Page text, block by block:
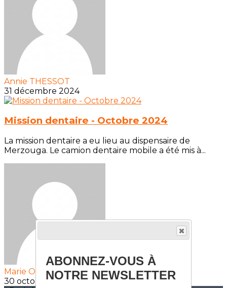
Annie THESSOT
31 décembre 2024
Mission dentaire - Octobre 2024
La mission dentaire a eu lieu au dispensaire de
Merzouga. Le camion dentaire mobile a été mis à...
Marie Odile BILLAMBOZ
30 octobre 2024
ABONNEZ-VOUS À
NOTRE NEWSLETTER